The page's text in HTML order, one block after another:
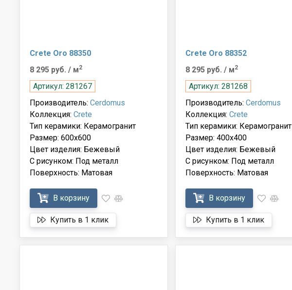
Crete Oro 88350
8 295 руб. / м2
Артикул: 281267
Производитель: Cerdomus
Коллекция: Crete
Тип керамики: Керамогранит
Размер: 600x600
Цвет изделия: Бежевый
С рисунком: Под металл
Поверхность: Матовая
В корзину
Купить в 1 клик
Crete Oro 88352
8 295 руб. / м2
Артикул: 281268
Производитель: Cerdomus
Коллекция: Crete
Тип керамики: Керамогранит
Размер: 400x400
Цвет изделия: Бежевый
С рисунком: Под металл
Поверхность: Матовая
В корзину
Купить в 1 клик